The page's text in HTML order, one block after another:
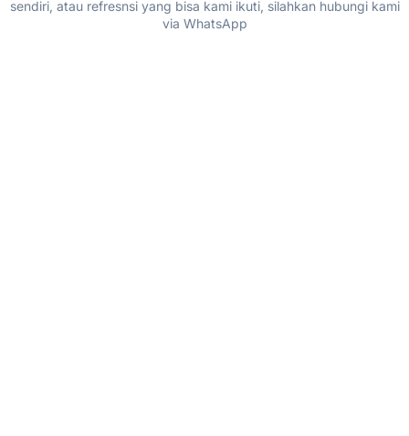
sendiri, atau refresnsi yang bisa kami ikuti, silahkan hubungi kami
via WhatsApp